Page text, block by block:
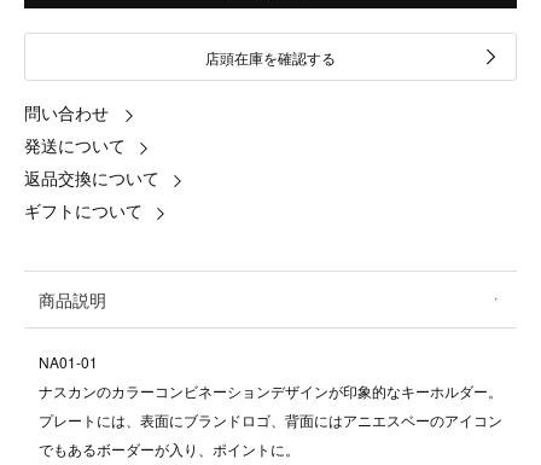
店頭在庫を確認する
問い合わせ
発送について
返品交換について
ギフトについて
商品説明
NA01-01
ナスカンのカラーコンビネーションデザインが印象的なキーホルダー。
プレートには、表面にブランドロゴ、背面にはアニエスベーのアイコン
でもあるボーダーが入り、ポイントに。